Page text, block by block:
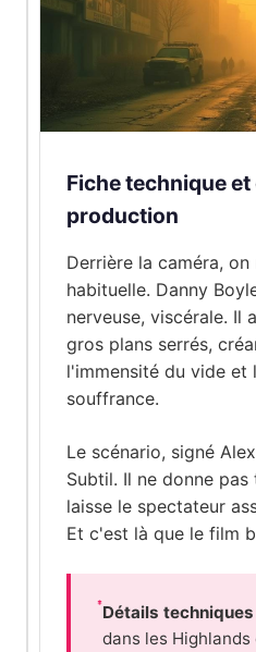
Fiche technique
production
Derrière la caméra,
habituelle. Danny
nerveuse, viscérale. Il
gros plans serrés,
l'immensité du vide et
souffrance.
Le scénario, signé
Subtil. Il ne donne
laisse le spectateur
Et c'est là que le film
Détails techniques
dans les Highlands